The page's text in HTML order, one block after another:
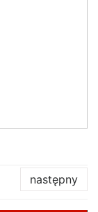
następny